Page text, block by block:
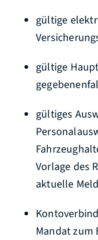
gültige
gültige
gültiges
Vorlage des
aktuelle
Mandat zum